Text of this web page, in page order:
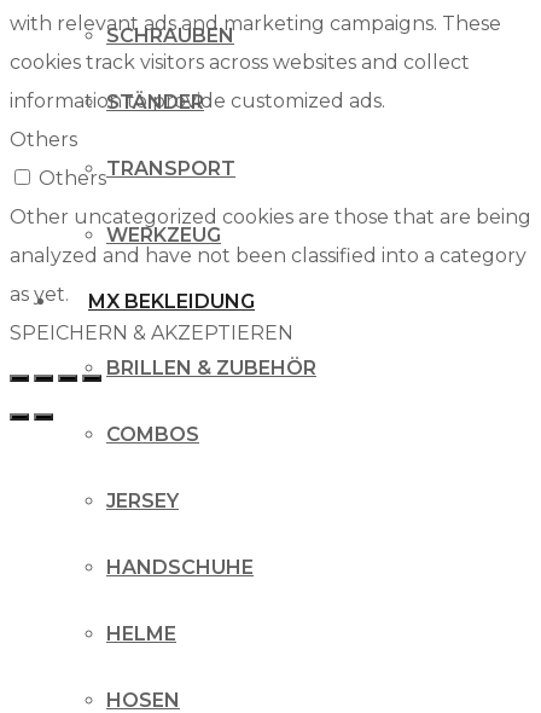
SCHRAUBEN
STÄNDER
TRANSPORT
WERKZEUG
MX BEKLEIDUNG
BRILLEN & ZUBEHÖR
COMBOS
JERSEY
HANDSCHUHE
HELME
HOSEN
with relevant ads and marketing campaigns. These
cookies track visitors across websites and collect
information to provide customized ads.
Others
Others
Other uncategorized cookies are those that are being
analyzed and have not been classified into a category
as yet.
SPEICHERN & AKZEPTIEREN